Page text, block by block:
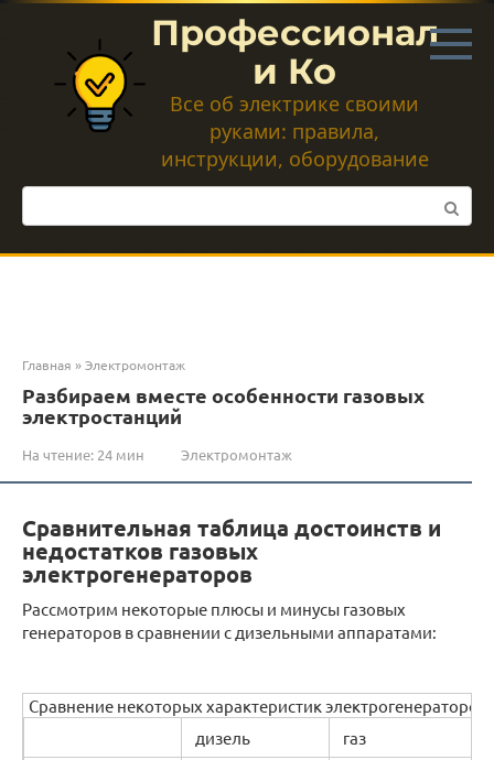
Перейти
контенту
Профессионал
и Ко
Все об электрике своими
руками: правила,
инструкции, оборудование
Поиск:
Главная »Электромонтаж
Разбираем вместе особенности газовых
электростанций
На чтение: 24 мин Электромонтаж
Сравнительная таблица достоинств и
недостатков газовых
электрогенераторов
Рассмотрим некоторые плюсы и минусы газовых
генераторов в сравнении с дизельными аппаратами:
Сравнение некоторых характеристик электрогенераторов
дизель
газ